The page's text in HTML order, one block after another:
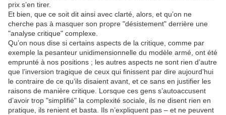
prix s’en tirer.
Et bien, que ce soit dit ainsi avec clarté, alors, et qu’on ne
cherche pas à masquer son propre "désistement" derrière une
"analyse critique" complexe.
Qu’on nous dise si certains aspects de la critique, comme par
exemple la pesanteur unidimensionnelle du modèle armé, ont été
emprunté à nos positions ; les autres aspects ne sont rien d’autre
que l’inversion tragique de ceux qui finissent par dire aujourd’hui
le contraire de ce qu’ils disaient avant, et ce sans en justifier les
raisons de manière critique. Lorsque ces gens s’autoaccusent
d’avoir trop "simplifié" la complexité sociale, ils ne disent rien en
pratique, ils renient et basta. Ils n’expliquent pas – et ne peuvent